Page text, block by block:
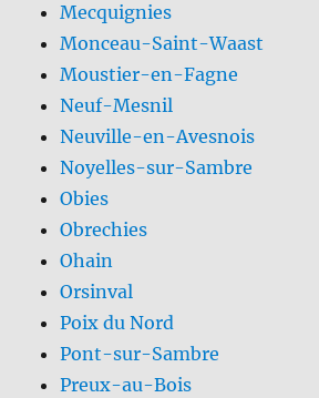
Mecquignies
Monceau-Saint-Waast
Moustier-en-Fagne
Neuf-Mesnil
Neuville-en-Avesnois
Noyelles-sur-Sambre
Obies
Obrechies
Ohain
Orsinval
Poix du Nord
Pont-sur-Sambre
Preux-au-Bois